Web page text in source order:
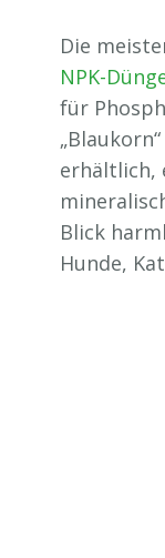
Die
NPK-
für
erhältlich,
Blick
Hunde,